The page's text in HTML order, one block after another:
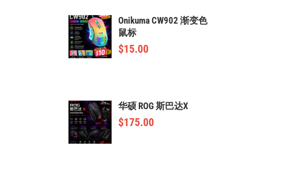
Onikuma CW902 渐变色
鼠标
$15.00
华硕 ROG 斯巴达X
$175.00